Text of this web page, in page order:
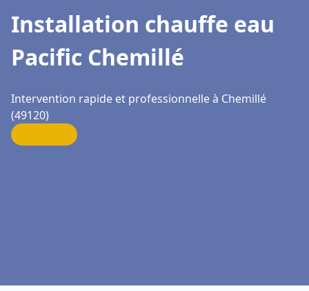
Installation chauffe eau
Pacific Chemillé
Intervention rapide et professionnelle à Chemillé
(49120)